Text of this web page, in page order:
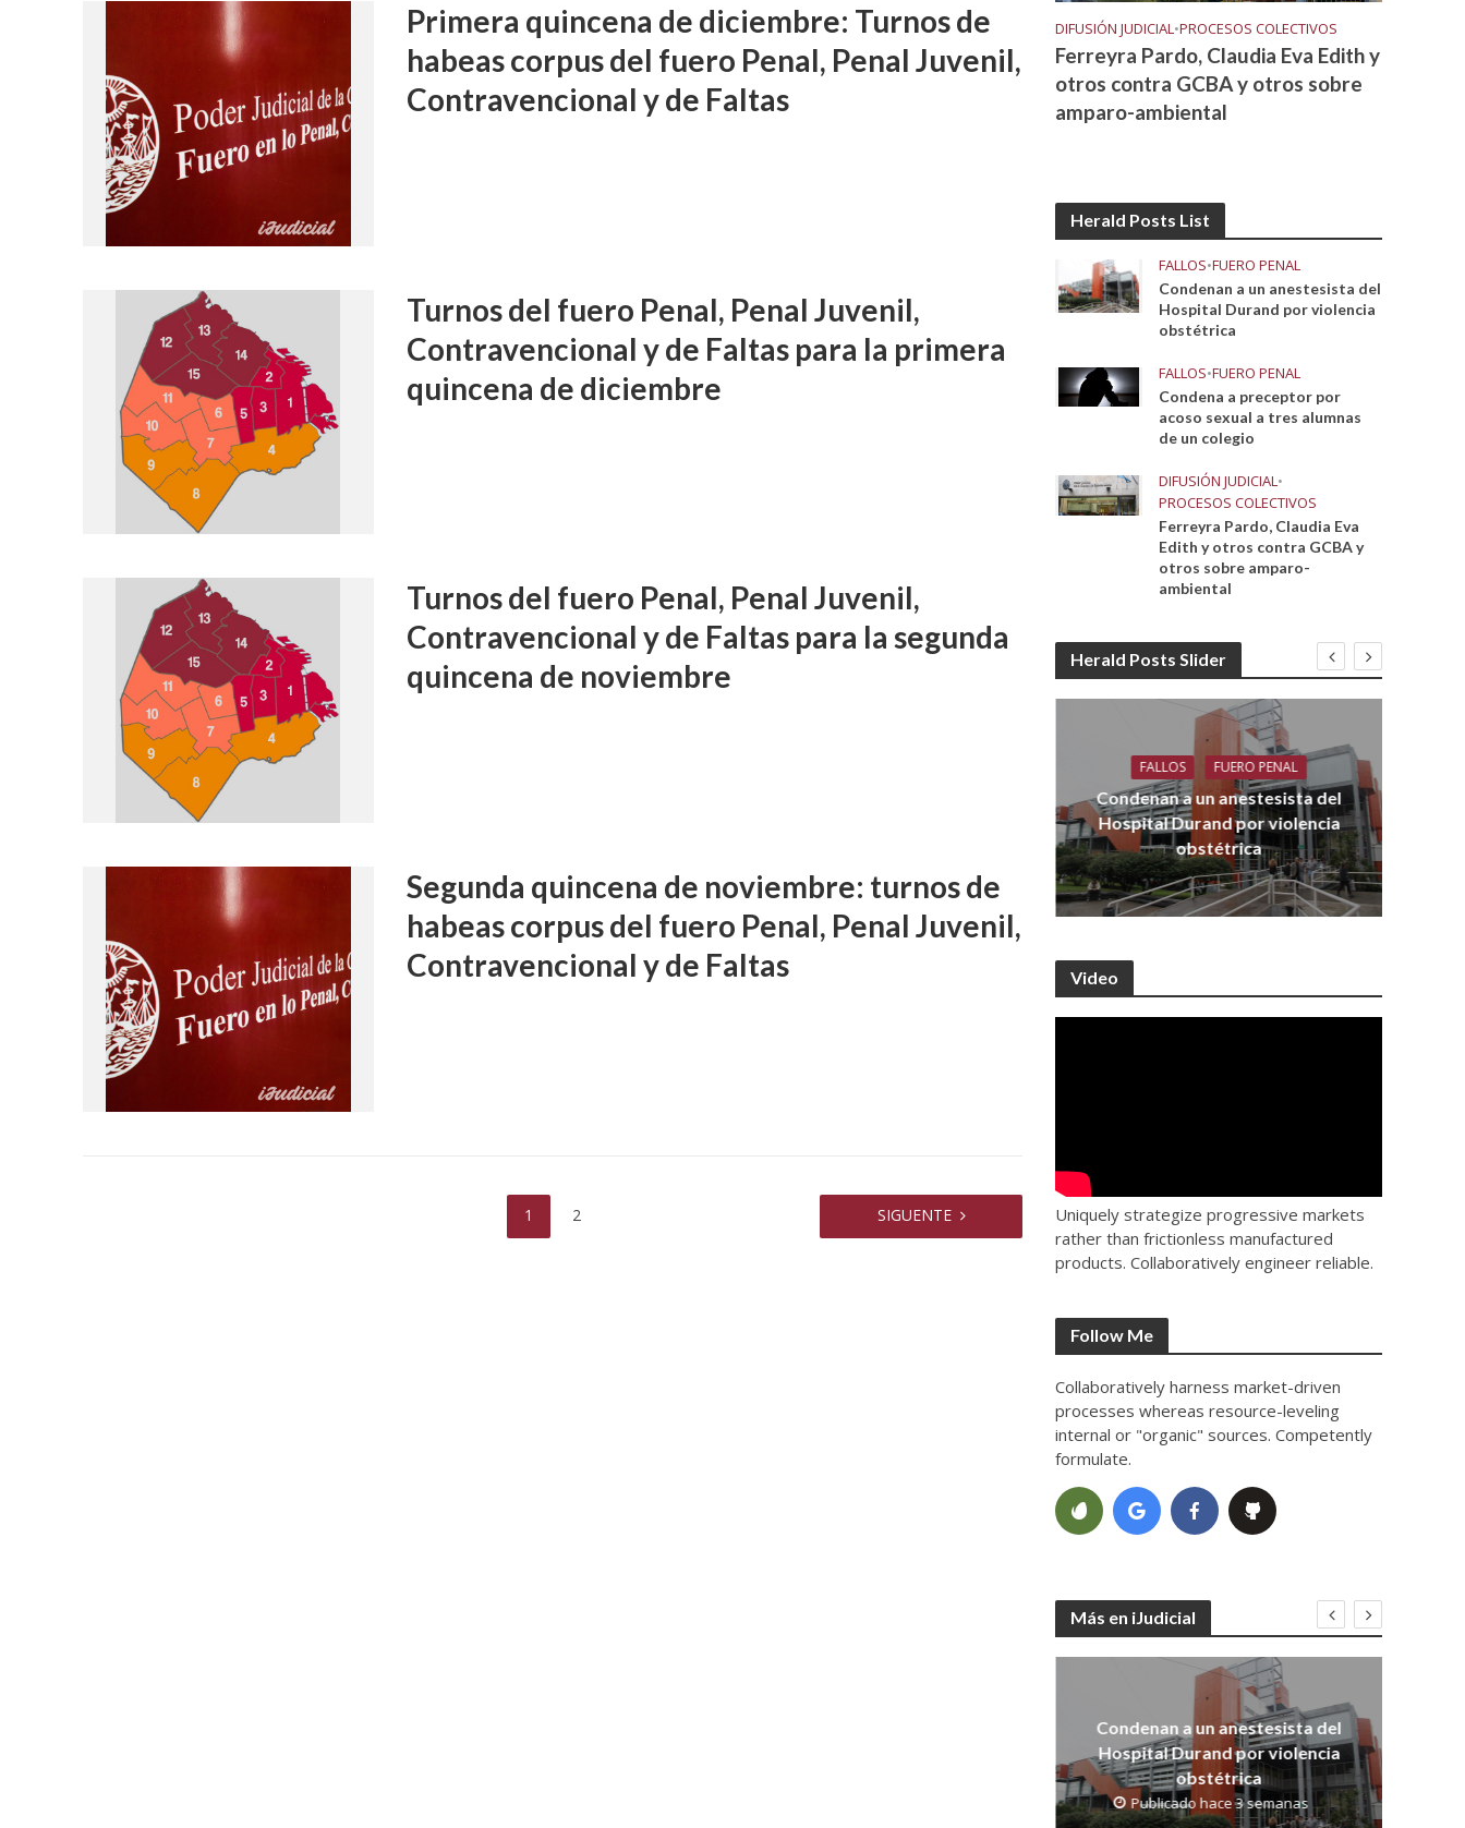
Primera quincena de diciembre: Turnos de
habeas corpus del fuero Penal, Penal Juvenil,
Contravencional y de Faltas
Turnos del fuero Penal, Penal Juvenil,
Contravencional y de Faltas para la primera
quincena de diciembre
Turnos del fuero Penal, Penal Juvenil,
Contravencional y de Faltas para la segunda
quincena de noviembre
Segunda quincena de noviembre: turnos de
habeas corpus del fuero Penal, Penal Juvenil,
Contravencional y de Faltas
1 2 SIGUENTE
DIFUSIÓN JUDICIAL•PROCESOS COLECTIVOS
Ferreyra Pardo, Claudia Eva Edith y
otros contra GCBA y otros sobre
amparo-ambiental
Herald Posts List
FALLOS•FUERO PENAL
Condenan a un anestesista del
Hospital Durand por violencia
obstétrica
FALLOS•FUERO PENAL
Condena a preceptor por
acoso sexual a tres alumnas
de un colegio
DIFUSIÓN JUDICIAL•
PROCESOS COLECTIVOS
Ferreyra Pardo, Claudia Eva
Edith y otros contra GCBA y
otros sobre amparo-
ambiental
Herald Posts Slider
FALLOS FUERO PENAL
Condenan a un anestesista del
Hospital Durand por violencia
obstétrica
Video
Uniquely strategize progressive markets
rather than frictionless manufactured
products. Collaboratively engineer reliable.
Follow Me
Collaboratively harness market-driven
processes whereas resource-leveling
internal or "organic" sources. Competently
formulate.
Más en iJudicial
Condenan a un anestesista del
Hospital Durand por violencia
obstétrica
Publicado hace 3 semanas